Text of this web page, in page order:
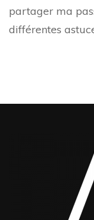
partager ma
différentes